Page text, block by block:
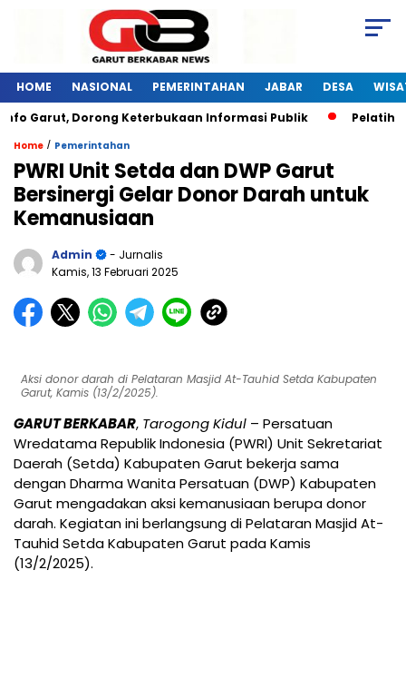
HOME NASIONAL PEMERINTAHAN JABAR DESA
Dorong Keterbukaan Informasi Publik
Pelatihan
Home / Pemerintahan
PWRI Unit Setda dan DWP Garut
Bersinergi Gelar Donor Darah untuk
Kemanusiaan
Admin
- Jurnalis
Kamis, 13 Februari 2025
Aksi donor darah di Pelataran Masjid At-Tauhid Setda Kabupaten
Garut, Kamis (13/2/2025).
GARUT BERKABAR, Tarogong Kidul – Persatuan
Wredatama Republik Indonesia (PWRI) Unit Sekretariat
Daerah (Setda) Kabupaten Garut bekerja sama
dengan Dharma Wanita Persatuan (DWP) Kabupaten
Garut mengadakan aksi kemanusiaan berupa donor
darah. Kegiatan ini berlangsung di Pelataran Masjid At-
Tauhid Setda Kabupaten Garut pada Kamis
(13/2/2025).